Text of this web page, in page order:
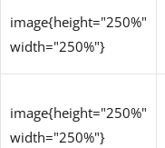
image{height="250%"
width="250%"}
image{height="250%"
width="250%"}